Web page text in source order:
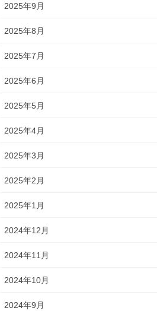
2025年9月
2025年8月
2025年7月
2025年6月
2025年5月
2025年4月
2025年3月
2025年2月
2025年1月
2024年12月
2024年11月
2024年10月
2024年9月